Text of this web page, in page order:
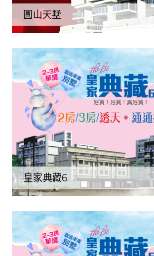
圓山天墅
皇家典藏6